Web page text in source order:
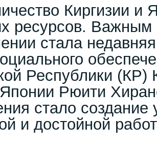
Киргизии и
ресурсов. Важным
стала
Республики (КР)
Рюити
стало создание
и достойной